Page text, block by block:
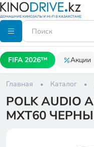
FIFA 2026™ Акции
Главная Каталог
POLK AUDIO
MXT60